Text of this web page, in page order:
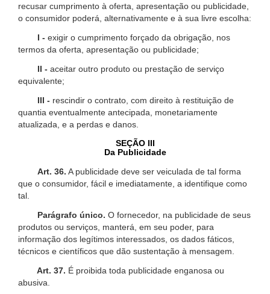
recusar cumprimento à oferta, apresentação ou publicidade,
o consumidor poderá, alternativamente e à sua livre escolha:
I - exigir o cumprimento forçado da obrigação, nos
termos da oferta, apresentação ou publicidade;
II - aceitar outro produto ou prestação de serviço
equivalente;
III - rescindir o contrato, com direito à restituição de
quantia eventualmente antecipada, monetariamente
atualizada, e a perdas e danos.
SEÇÃO III
Da Publicidade
Art. 36. A publicidade deve ser veiculada de tal forma
que o consumidor, fácil e imediatamente, a identifique como
tal.
Parágrafo único. O fornecedor, na publicidade de seus
produtos ou serviços, manterá, em seu poder, para
informação dos legítimos interessados, os dados fáticos,
técnicos e científicos que dão sustentação à mensagem.
Art. 37. É proibida toda publicidade enganosa ou
abusiva.